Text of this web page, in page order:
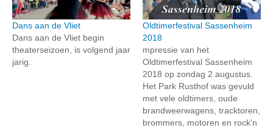
Dans aan de Vliet
Dans aan de Vliet begin
theaterseizoen, is volgend jaar
jarig.
Oldtimerfestival Sassenheim
2018
mpressie van het
Oldtimerfestival Sassenheim
2018 op zondag 2 augustus.
Het Park Rusthof was gevuld
met vele oldtimers, oude
brandweerwagens, tracktoren,
brommers, motoren en rock'n